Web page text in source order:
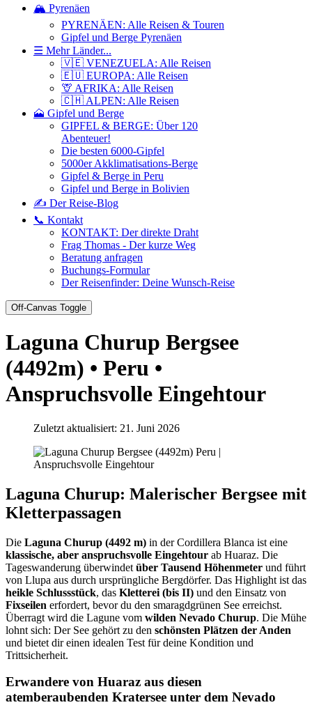
🏔️ Pyrenäen
PYRENÄEN: Alle Reisen & Touren
Gipfel und Berge Pyrenäen
☰ Mehr Länder...
🇻🇪 VENEZUELA: Alle Reisen
🇪🇺 EUROPA: Alle Reisen
🦒 AFRIKA: Alle Reisen
🇨🇭 ALPEN: Alle Reisen
🗻 Gipfel und Berge
GIPFEL & BERGE: Über 120
Abenteuer!
Die besten 6000-Gipfel
5000er Akklimatisations-Berge
Gipfel & Berge in Peru
Gipfel und Berge in Bolivien
✍️ Der Reise-Blog
📞 Kontakt
KONTAKT: Der direkte Draht
Frag Thomas - Der kurze Weg
Beratung anfragen
Buchungs-Formular
Der Reisenfinder: Deine Wunsch-Reise
Off-Canvas Toggle
Laguna Churup Bergsee
(4492m) • Peru •
Anspruchsvolle Eingehtour
Zuletzt aktualisiert: 21. Juni 2026
Laguna Churup: Malerischer Bergsee mit
Kletterpassagen
Die Laguna Churup (4492 m) in der Cordillera Blanca ist eine
klassische, aber anspruchsvolle Eingehtour ab Huaraz. Die
Tageswanderung überwindet über Tausend Höhenmeter und führt
von Llupa aus durch ursprüngliche Bergdörfer. Das Highlight ist das
heikle Schlussstück, das Kletterei (bis II) und den Einsatz von
Fixseilen erfordert, bevor du den smaragdgrünen See erreichst.
Überragt wird die Lagune vom wilden Nevado Churup. Die Mühe
lohnt sich: Der See gehört zu den schönsten Plätzen der Anden
und bietet dir einen idealen Test für deine Kondition und
Trittsicherheit.
Erwandere von Huaraz aus diesen
atemberaubenden Kratersee unter dem Nevado